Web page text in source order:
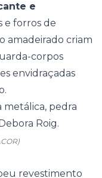
e
e forros de
amadeirado criam
corpos
envidraçadas
revestimento